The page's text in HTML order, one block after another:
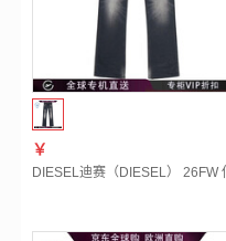
￥
DIESEL迪赛（DIESEL）